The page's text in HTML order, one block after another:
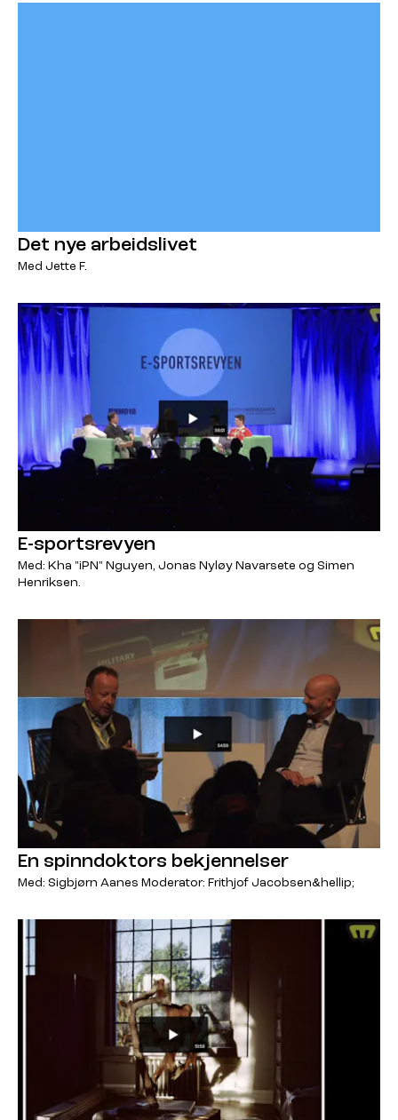
Det nye arbeidslivet
Med Jette F.
E-sportsrevyen
Med: Kha "iPN" Nguyen, Jonas Nyløy Navarsete og Simen
Henriksen.
En spinndoktors bekjennelser
Med: Sigbjørn Aanes Moderator: Frithjof Jacobsen&hellip;